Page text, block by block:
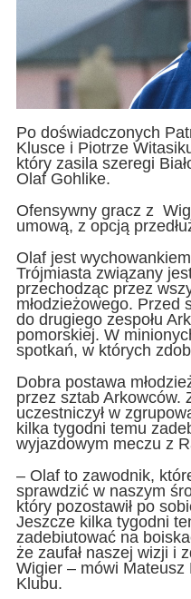
Po doświadczonych
Klusce i Piotrze
który zasila szeregi
Olaf Gohlike.
Ofensywny gracz z
umową, z opcją
Olaf jest
Trójmiasta związany
przechodząc przez
młodzieżowego. Przed
do drugiego zespołu
pomorskiej. W
spotkań, w których
Dobra postawa
przez sztab Arkowców.
uczestniczył w
kilka tygodni temu
wyjazdowym meczu z
– Olaf to zawodnik,
sprawdzić w naszym
który pozostawił po
Jeszcze kilka tygodni
zadebiutować na
że zaufał naszej wizji i
Wigier – mówi
Klubu.